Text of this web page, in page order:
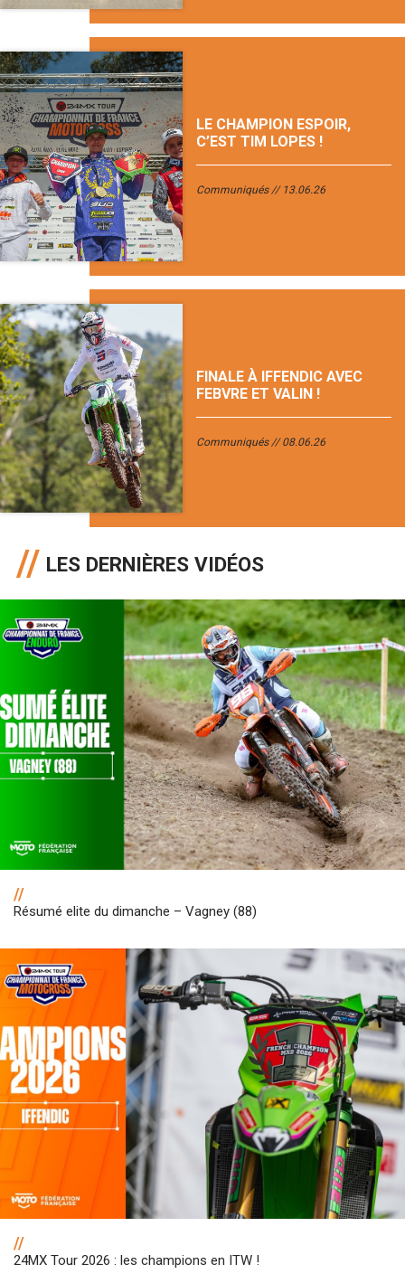
LE CHAMPION ESPOIR,
C’EST TIM LOPES !
Communiqués 13.06.26
FINALE À IFFENDIC AVEC
FEBVRE ET VALIN !
Communiqués 08.06.26
LES DERNIÈRES VIDÉOS
//
Résumé elite du dimanche – Vagney (88)
//
24MX Tour 2026 : les champions en ITW !